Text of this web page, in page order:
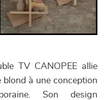
TV CANOPEE allie
blond à une conception
Son design